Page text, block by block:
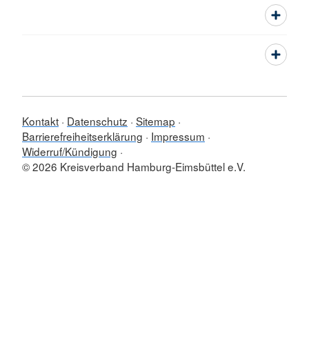
Kontakt Datenschutz Sitemap
Barrierefreiheitserklärung
Impressum
Widerruf/Kündigung
© 2026 Kreisverband Hamburg-Eimsbüttel e.V.